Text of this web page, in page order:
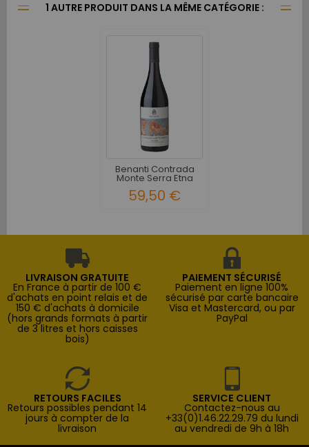
1 AUTRE PRODUIT DANS LA MÊME CATÉGORIE :
Benanti Contrada
Monte Serra Etna
59,50 €
LIVRAISON GRATUITE
En France à partir de 100 €
d'achats en point relais et de
150 € d'achats à domicile
(hors grands formats à partir
de 3 litres et hors caisses
bois)
PAIEMENT SÉCURISÉ
Paiement en ligne 100%
sécurisé par carte bancaire
Visa et Mastercard, ou par
PayPal
RETOURS FACILES
Retours possibles pendant 14
jours à compter de la
livraison
SERVICE CLIENT
Contactez-nous au
+33(0)1.46.22.29.79 du lundi
au vendredi de 9h à 18h